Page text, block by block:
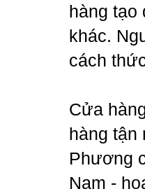
hàng
khác.
cách
Cửa
hàng tận
Phương
Nam -